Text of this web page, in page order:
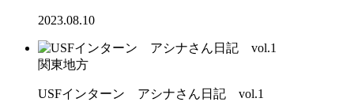
2023.08.10
関東地方
USFインターン アシナさん日記 vol.1